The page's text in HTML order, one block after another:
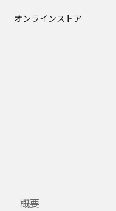
オンラインストア
概要